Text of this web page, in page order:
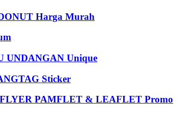
Harga Murah
UNDANGAN Unique
Sticker
PAMFLET & LEAFLET Promo